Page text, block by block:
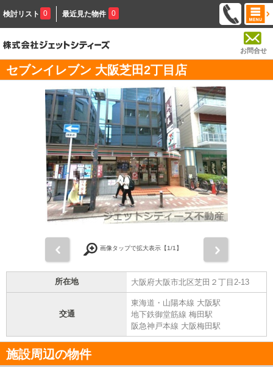
検討リスト 0 最近見た物件 0
お問合せ
セブンイレブン 大阪芝田2丁目店
画像タップで拡大表示【1/1】
所在地 大阪府大阪市北区芝田２丁目2-13
交通
東海道・山陽本線 大阪駅
地下鉄御堂筋線 梅田駅
阪急神戸本線 大阪梅田駅
施設周辺の物件